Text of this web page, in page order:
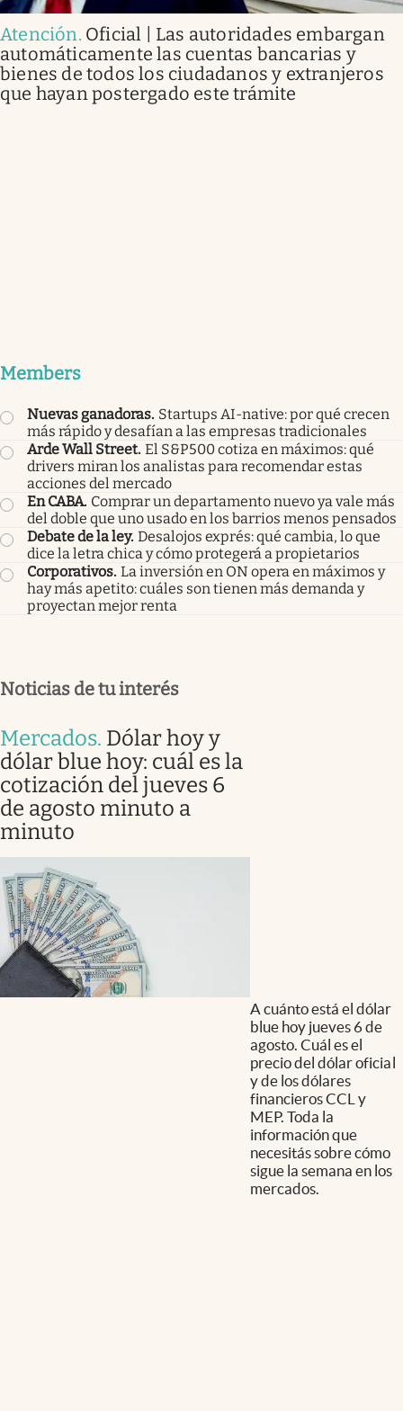
Atención. Oficial | Las autoridades embargan
automáticamente las cuentas bancarias y
bienes de todos los ciudadanos y extranjeros
que hayan postergado este trámite
Members
Nuevas ganadoras. Startups AI-native: por qué crecen
más rápido y desafían a las empresas tradicionales
Arde Wall Street. El S&P500 cotiza en máximos: qué
drivers miran los analistas para recomendar estas
acciones del mercado
En CABA. Comprar un departamento nuevo ya vale más
del doble que uno usado en los barrios menos pensados
Debate de la ley. Desalojos exprés: qué cambia, lo que
dice la letra chica y cómo protegerá a propietarios
Corporativos. La inversión en ON opera en máximos y
hay más apetito: cuáles son tienen más demanda y
proyectan mejor renta
Noticias de tu interés
Mercados. Dólar hoy y
dólar blue hoy: cuál es la
cotización del jueves 6
de agosto minuto a
minuto
A cuánto está el dólar
blue hoy jueves 6 de
agosto. Cuál es el
precio del dólar oficial
y de los dólares
financieros CCL y
MEP. Toda la
información que
necesitás sobre cómo
sigue la semana en los
mercados.